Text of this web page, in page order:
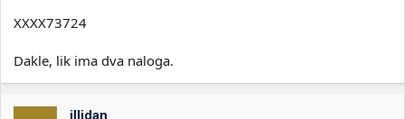
XXXX73724
Dakle, lik ima dva naloga.
illidan